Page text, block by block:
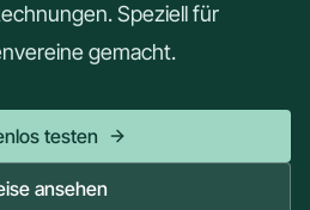
Speziell für
gemacht.
testen
ansehen